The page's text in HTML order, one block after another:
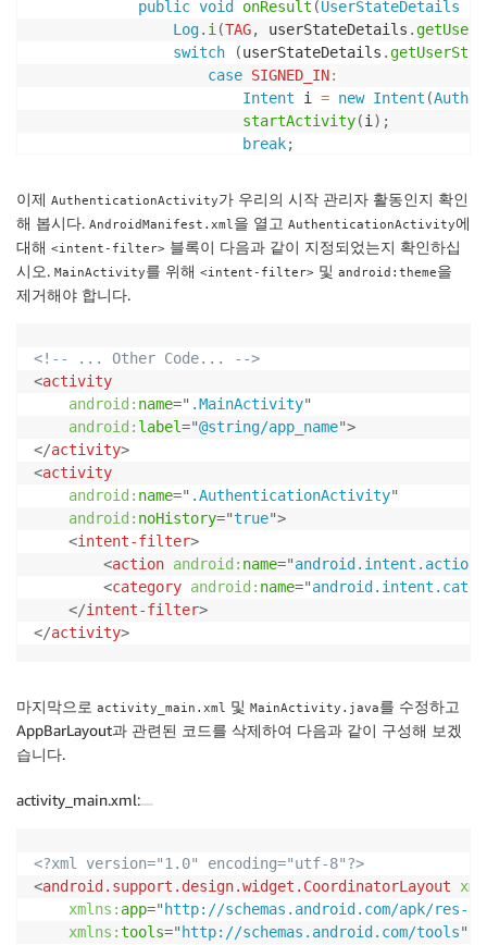
public void onResult (UserStateDetails
Log. i (TAG, userStateDetails .
switch
(userStateDetails .
case SIGNED_IN:
Intent i = new Intent (
startActivity(i ) ;
break;
showSignIn
(
;
break
default:
AWSMobileClient. getInstance
showSignIn( );
@Override
public
void onError Exception
, . toString
} ) ;
void showSignIn
AWSMobileClient
}
}
이제 AuthenticationActivity가 우리의 시작 관리자 활동인지 확인
해 봅시다. AndroidManifest.xml을 열고 AuthenticationActivity에
대해 <intent-filter> 블록이 다음과 같이 지정되었는지 확인하십
시오. MainActivity를 위해 <intent-filter> 및 android:theme을
제거해야 합니다.
<!-- ... Other Code... -->
<activity
android: name=" .MainActivity"
android: label="@string/app_name">
</activity>
<activity
android: name=" .AuthenticationActivity"
android: noHistory="true">
<intent-filter>
<action android: name="
<category android: name="
</intent-filter>
</activity>
마지막으로 activity_main.xml 및 MainActivity.java를 수정하고
AppBarLayout과 관련된 코드를 삭제하여 다음과 같이 구성해 보겠
습니다.
activity_main.xml:
<?xml version="1.0" encoding="utf-8"?>
<android.support.design.widget.CoordinatorLayout
xmlns: app=" http://schemas.android.com/apk/res-
xmlns:tools=" http://schemas.android.com/tools"